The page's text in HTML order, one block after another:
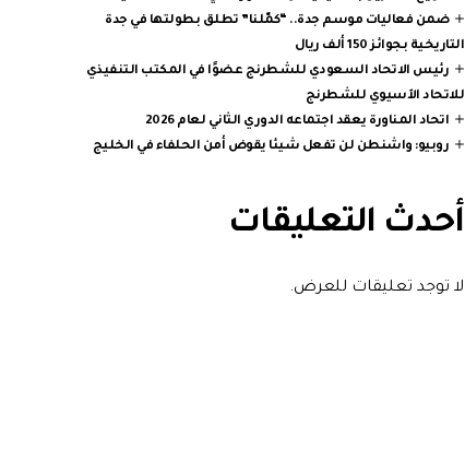
ضمن فعاليات موسم جدة.. “كمّلنا” تطلق بطولتها في جدة
التاريخية بجوائز 150 ألف ريال
رئيس الاتحاد السعودي للشطرنج عضوًا في المكتب التنفيذي
للاتحاد الآسيوي للشطرنج
اتحاد المناورة يعقد اجتماعه الدوري الثاني لعام 2026
روبيو: واشنطن لن تفعل شيئا يقوض أمن الحلفاء في الخليج
أحدث التعليقات
لا توجد تعليقات للعرض.